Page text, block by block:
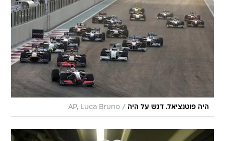
היה פוטנציאל. דגש על היה /
AP, Luca Bruno